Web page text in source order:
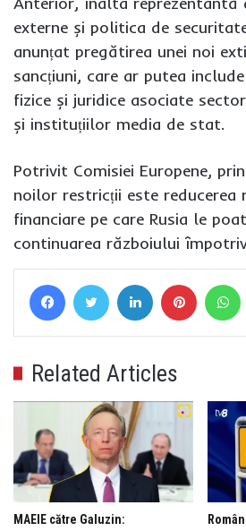
externe și politica de
anunțat pregătirea unei noi
sancțiuni, care ar putea
fizice și juridice asociate
și instituțiilor media de stat.
Potrivit Comisiei Europene,
noilor restricții este reducerea
financiare pe care Rusia le
continuarea războiului
FacebookTwitter LinkedIn Pinterest
Related Articles
MAEIE către Galuzin: